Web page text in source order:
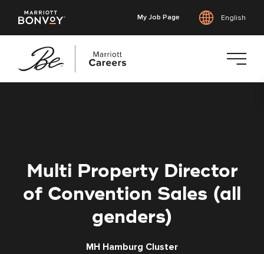
My Job Page English
Multi Property Director
of Convention Sales (all
genders)
MH Hamburg Cluster